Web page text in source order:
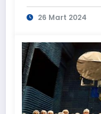
26 Mart 2024